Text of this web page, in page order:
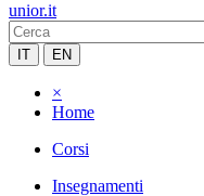
unior.it
IT EN
×
Home
Corsi
Insegnamenti